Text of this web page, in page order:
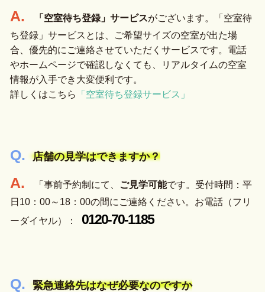
「空室待ち登録」サービスがございます。「空室待
ち登録」サービスとは、ご希望サイズの空室が出た場
合、優先的にご連絡させていただくサービスです。電話
やホームページで確認しなくても、リアルタイムの空室
情報が入手でき大変便利です。
詳しくはこちら
「空室待ち登録サービス」
店舗の見学はできますか？
「事前予約制にて、 ご見学可能です。受付時間：平
日10：00～18：00の間にご連絡ください。お電話（フリ
ーダイヤル）：
0120-70-1185
緊急連絡先はなぜ必要なのですか